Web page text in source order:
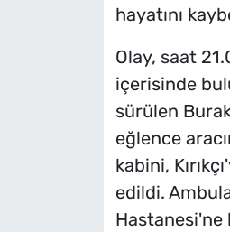
hayatını
Olay, saat
içerisinde
sürülen
eğlence
kabini,
edildi.
Hastanesi'ne